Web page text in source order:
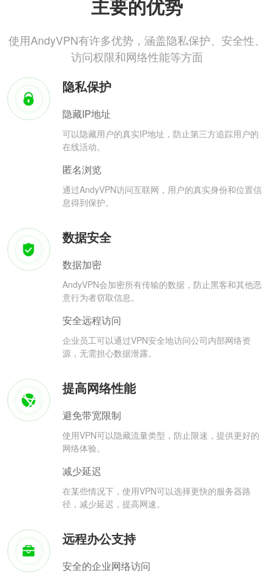
主要的优势
使用AndyVPN有许多优势，涵盖隐私保护、安全性、
访问权限和网络性能等方面
隐私保护
隐藏IP地址
可以隐藏用户的真实IP地址，防止第三方追踪用户的
在线活动。
匿名浏览
通过AndyVPN访问互联网，用户的真实身份和位置信
息得到保护。
数据安全
数据加密
AndyVPN会加密所有传输的数据，防止黑客和其他恶
意行为者窃取信息。
安全远程访问
企业员工可以通过VPN安全地访问公司内部网络资
源，无需担心数据泄露。
提高网络性能
避免带宽限制
使用VPN可以隐藏流量类型，防止限速，提供更好的
网络体验。
减少延迟
在某些情况下，使用VPN可以选择更快的服务器路
径，减少延迟，提高网速。
远程办公支持
安全的企业网络访问